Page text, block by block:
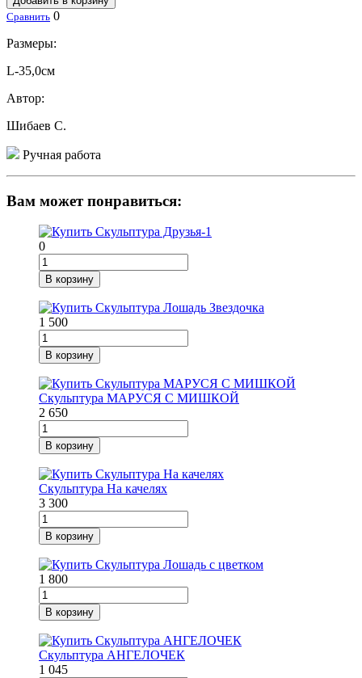
Сравнить 0
Размеры:
L-35,0см
Автор:
Шибаев С.
Ручная работа
Вам может понравиться:
0
В корзину
1 500
В корзину
Скульптура МАРУСЯ С МИШКОЙ
2 650
В корзину
Скульптура На качелях
3 300
В корзину
1 800
В корзину
Скульптура АНГЕЛОЧЕК
1 045